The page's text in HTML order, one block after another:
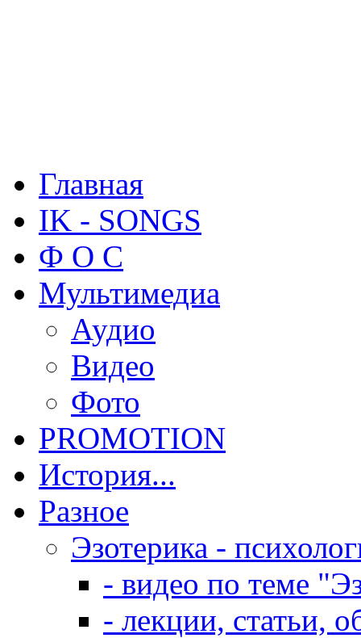
Главная
IK - SONGS
Ф О С
Мультимедиа
Аудио
Видео
Фото
PROMOTION
История...
Разное
Эзотерика -
- видео по теме
- лекции, статьи,